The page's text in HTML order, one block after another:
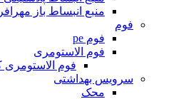
منبع انبساط باز
فوم
فوم pe
فوم الاستومری
فوم
سرویس بهداشتی
محک